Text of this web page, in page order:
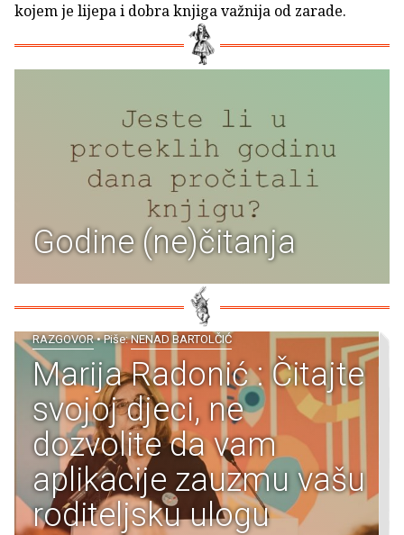
kojem je lijepa i dobra knjiga važnija od zarade.
Godine (ne)čitanja
RAZGOVOR• Piše:NENAD BARTOLČIĆ
Marija Radonić : Čitajte
svojoj djeci, ne
dozvolite da vam
aplikacije zauzmu vašu
roditeljsku ulogu